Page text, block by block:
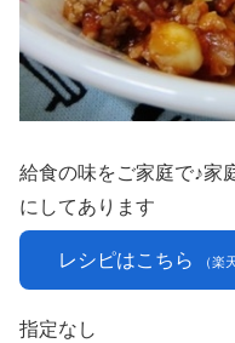
給食の味をご家庭で♪家
にしてあります
レシピはこちら （楽
指定なし